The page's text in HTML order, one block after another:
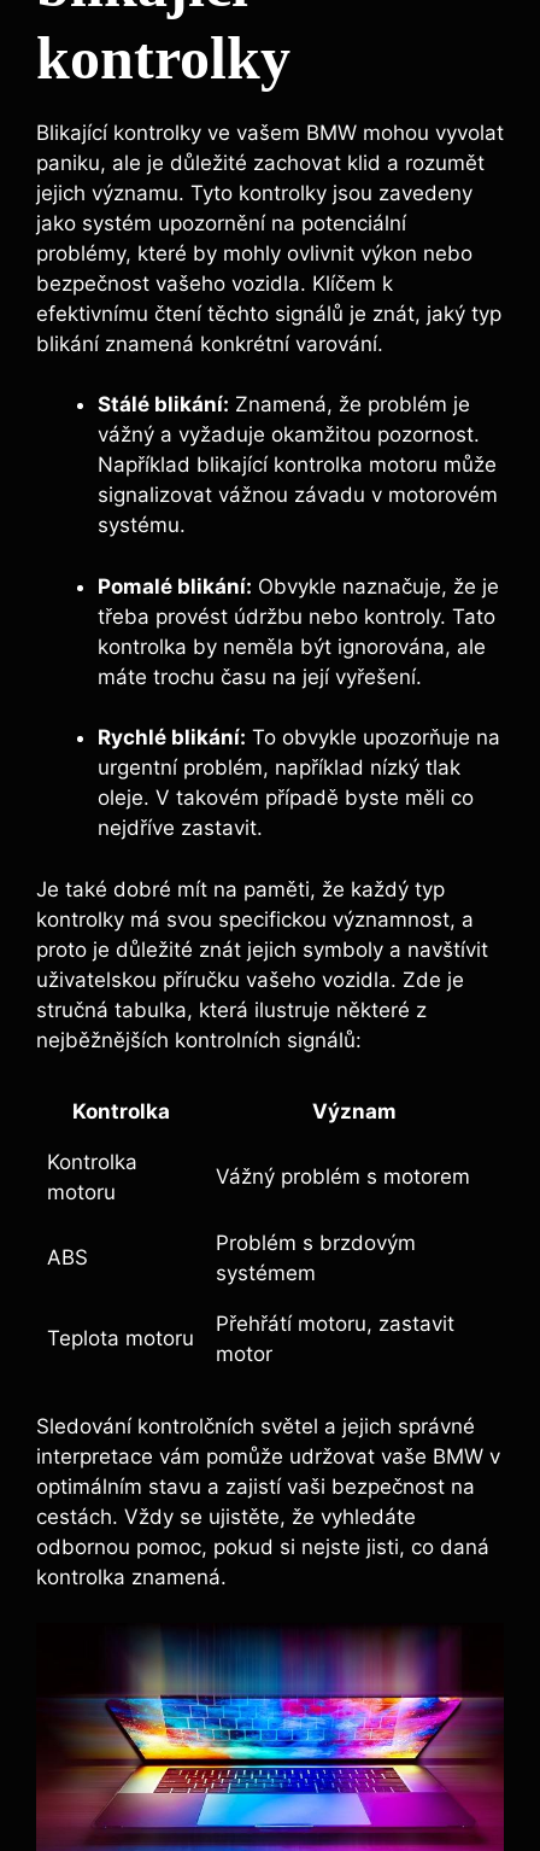
kontrolky
Blikající kontrolky ve vašem BMW mohou vyvolat
paniku, ale je důležité zachovat klid a rozumět
jejich významu. Tyto kontrolky jsou zavedeny
jako systém upozornění na potenciální
problémy, které by mohly ovlivnit výkon nebo
bezpečnost vašeho vozidla. Klíčem k
efektivnímu čtení těchto signálů je znát, jaký typ
blikání znamená konkrétní varování.
Stálé blikání: Znamená, že problém je
vážný a vyžaduje okamžitou pozornost.
Například blikající kontrolka motoru může
signalizovat vážnou závadu v motorovém
systému.
Pomalé blikání: Obvykle naznačuje, že je
třeba provést údržbu nebo kontroly. Tato
kontrolka by neměla být ignorována, ale
máte trochu času na její vyřešení.
Rychlé blikání: To obvykle upozorňuje na
urgentní problém, například nízký tlak
oleje. V takovém případě byste měli co
nejdříve zastavit.
Je také dobré mít na paměti, že každý typ
kontrolky má svou specifickou významnost, a
proto je důležité znát jejich symboly a navštívit
uživatelskou příručku vašeho vozidla. Zde je
stručná tabulka, která ilustruje některé z
nejběžnějších kontrolních signálů:
Kontrolka Význam
Kontrolka
motoru
Vážný problém s motorem
ABS
Problém s brzdovým
systémem
Teplota motoru
Přehřátí motoru, zastavit
motor
Sledování kontrolčních světel a jejich správné
interpretace vám pomůže udržovat vaše BMW v
optimálním stavu a zajistí vaši bezpečnost na
cestách. Vždy se ujistěte, že vyhledáte
odbornou pomoc, pokud si nejste jisti, co daná
kontrolka znamená.